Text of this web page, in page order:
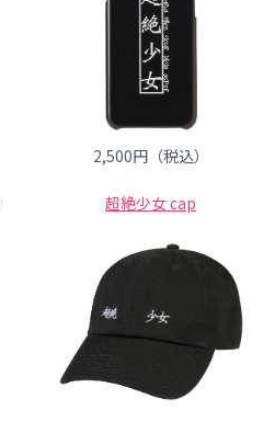
2,500円（税込）
超絶少女 cap